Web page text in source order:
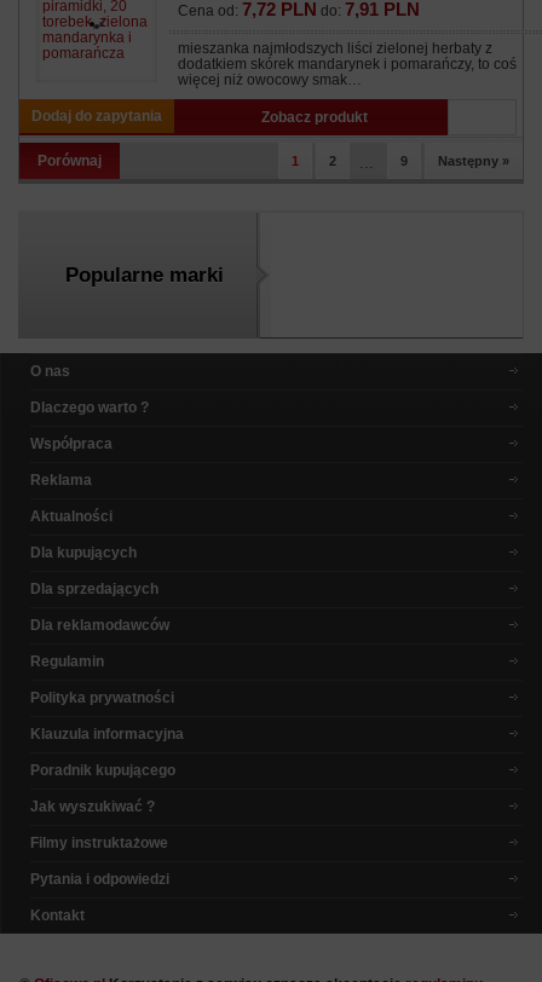
Cena od: 7,72 PLN do: 7,91 PLN
mieszanka najmłodszych liści zielonej herbaty z
dodatkiem skórek mandarynek i pomarańczy, to coś
więcej niż owocowy smak…
Dodaj do zapytania Zobacz produkt
Porównaj 1 2 ... 9 Następny »
Popularne marki
O nas
Dlaczego warto ?
Współpraca
Reklama
Aktualności
Dla kupujących
Dla sprzedających
Dla reklamodawców
Regulamin
Polityka prywatności
Klauzula informacyjna
Poradnik kupującego
Jak wyszukiwać ?
Filmy instruktażowe
Pytania i odpowiedzi
Kontakt